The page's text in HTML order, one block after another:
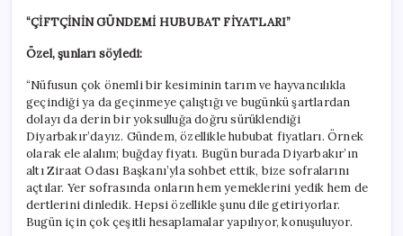
“ÇİFTÇİNİN GÜNDEMİ HUBUBAT FİYATLARI”
Özel, şunları söyledi:
“Nüfusun çok önemli bir kesiminin tarım ve hayvancılıkla
geçindiği ya da geçinmeye çalıştığı ve bugünkü şartlardan
dolayı da derin bir yoksulluğa doğru sürüklendiği
Diyarbakır’dayız. Gündem, özellikle hububat fiyatları. Örnek
olarak ele alalım; buğday fiyatı. Bugün burada Diyarbakır’ın
altı Ziraat Odası Başkanı’yla sohbet ettik, bize sofralarını
açtılar. Yer sofrasında onların hem yemeklerini yedik hem de
dertlerini dinledik. Hepsi özellikle şunu dile getiriyorlar.
Bugün için çok çeşitli hesaplamalar yapılıyor, konuşuluyor.